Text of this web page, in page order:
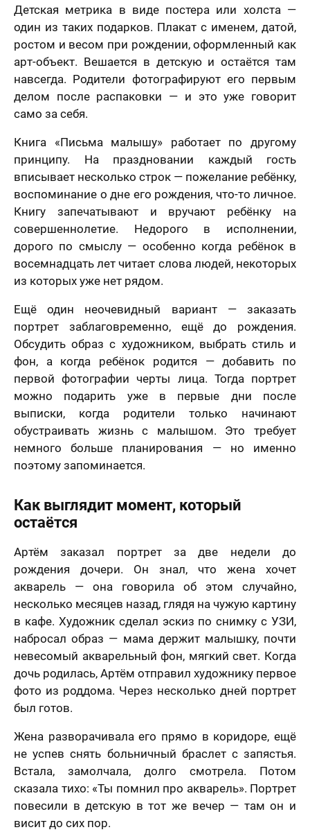
Детская метрика в виде постера или холста —
один из таких подарков. Плакат с именем, датой,
ростом и весом при рождении, оформленный как
арт-объект. Вешается в детскую и остаётся там
навсегда. Родители фотографируют его первым
делом после распаковки — и это уже говорит
само за себя.
Книга «Письма малышу» работает по другому
принципу. На праздновании каждый гость
вписывает несколько строк — пожелание ребёнку,
воспоминание о дне его рождения, что-то личное.
Книгу запечатывают и вручают ребёнку на
совершеннолетие. Недорого в исполнении,
дорого по смыслу — особенно когда ребёнок в
восемнадцать лет читает слова людей, некоторых
из которых уже нет рядом.
Ещё один неочевидный вариант — заказать
портрет заблаговременно, ещё до рождения.
Обсудить образ с художником, выбрать стиль и
фон, а когда ребёнок родится — добавить по
первой фотографии черты лица. Тогда портрет
можно подарить уже в первые дни после
выписки, когда родители только начинают
обустраивать жизнь с малышом. Это требует
немного больше планирования — но именно
поэтому запоминается.
Как выглядит момент, который
остаётся
Артём заказал портрет за две недели до
рождения дочери. Он знал, что жена хочет
акварель — она говорила об этом случайно,
несколько месяцев назад, глядя на чужую картину
в кафе. Художник сделал эскиз по снимку с УЗИ,
набросал образ — мама держит малышку, почти
невесомый акварельный фон, мягкий свет. Когда
дочь родилась, Артём отправил художнику первое
фото из роддома. Через несколько дней портрет
был готов.
Жена разворачивала его прямо в коридоре, ещё
не успев снять больничный браслет с запястья.
Встала, замолчала, долго смотрела. Потом
сказала тихо: «Ты помнил про акварель». Портрет
повесили в детскую в тот же вечер — там он и
висит до сих пор.